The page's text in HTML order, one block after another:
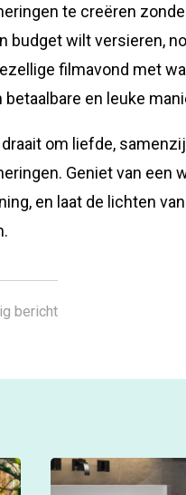
te creëren
budget wilt versieren,
filmavond met
betaalbare en leuke
om liefde,
Geniet van een
en laat de lichten
bericht